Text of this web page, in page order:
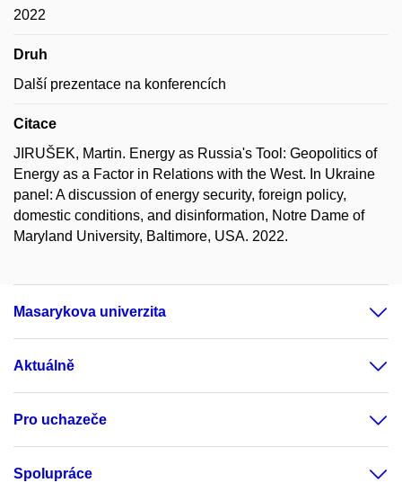
2022
Druh
Další prezentace na konferencích
Citace
JIRUŠEK, Martin. Energy as Russia's Tool: Geopolitics of
Energy as a Factor in Relations with the West. In Ukraine
panel: A discussion of energy security, foreign policy,
domestic conditions, and disinformation, Notre Dame of
Maryland University, Baltimore, USA. 2022.
Masarykova univerzita
Aktuálně
Pro uchazeče
Spolupráce